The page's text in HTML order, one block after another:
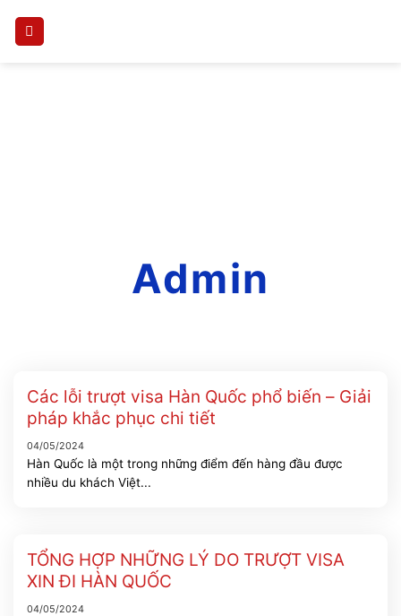
Admin
Các lỗi trượt visa Hàn Quốc phổ biến – Giải
pháp khắc phục chi tiết
04/05/2024
Hàn Quốc là một trong những điểm đến hàng đầu được
nhiều du khách Việt...
TỔNG HỢP NHỮNG LÝ DO TRƯỢT VISA
XIN ĐI HÀN QUỐC
04/05/2024